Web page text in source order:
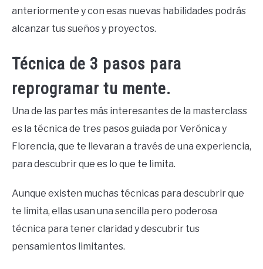
anteriormente y con esas nuevas habilidades podrás
alcanzar tus sueños y proyectos.
Técnica de 3 pasos para
reprogramar tu mente.
Una de las partes más interesantes de la masterclass
es la técnica de tres pasos guiada por Verónica y
Florencia, que te llevaran a través de una experiencia,
para descubrir que es lo que te limita.
Aunque existen muchas técnicas para descubrir que
te limita, ellas usan una sencilla pero poderosa
técnica para tener claridad y descubrir tus
pensamientos limitantes.